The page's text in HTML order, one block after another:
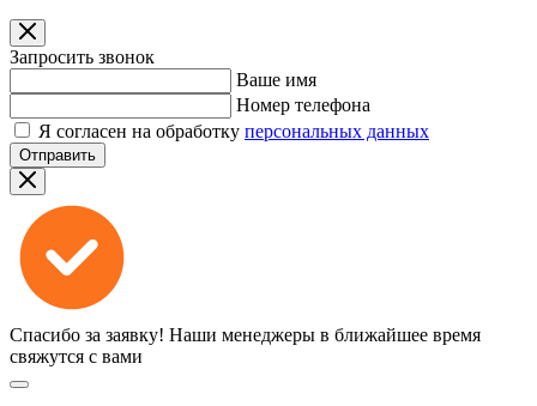
Запросить звонок
Ваше имя
Номер телефона
Я согласен на обработку персональных данных
Отправить
Спасибо за заявку! Наши менеджеры в ближайшее время
свяжутся с вами